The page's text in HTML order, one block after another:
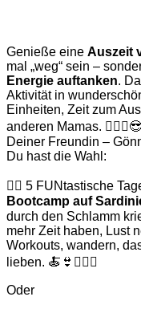
Genieße eine Auszeit
mal „weg“ sein –
Energie auftanken.
Aktivität in
Einheiten, Zeit zum
anderen Mamas.
Deiner Freundin –
Du hast die Wahl:
👉🏽 5 FUNtastische
Bootcamp auf
durch den Schlamm
mehr Zeit haben, Lust
Workouts, wandern,
lieben. 🍝👙🤸🏽‍♀️
Oder